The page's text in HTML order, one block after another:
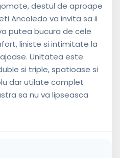
destul de aproape
Ancoledo va invita sa ii
putea bucura de cele
liniste si intimitate la
Unitatea este
si triple, spatioase si
dar utilate complet
sa nu va lipseasca